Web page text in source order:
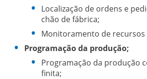
Localização de ordens e
chão de fábrica;
Monitoramento de
Programação da produção;
Programação da produção
finita;